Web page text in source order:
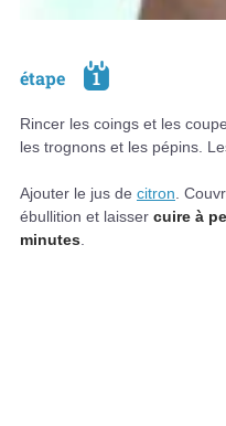
étape 1
Rincer les coings et les
les trognons et les pépins.
Ajouter le jus de citron .
ébullition et laisser cuire à
minutes